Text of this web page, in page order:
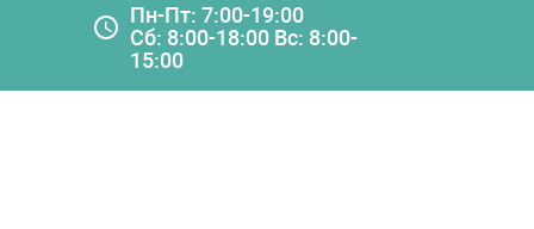
Пн-Пт: 7:00-19:00
Сб: 8:00-18:00 Вс: 8:00-
15:00